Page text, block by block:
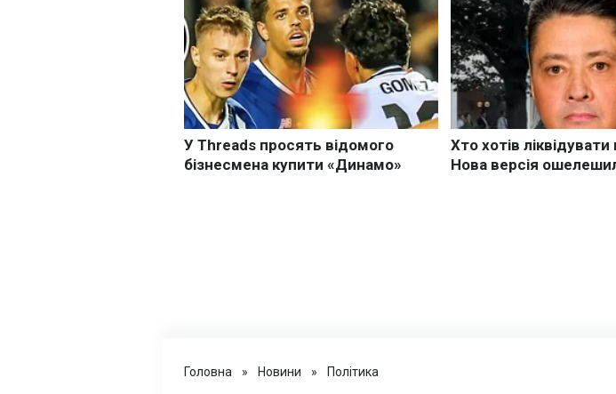
Головна » Новини » Політика